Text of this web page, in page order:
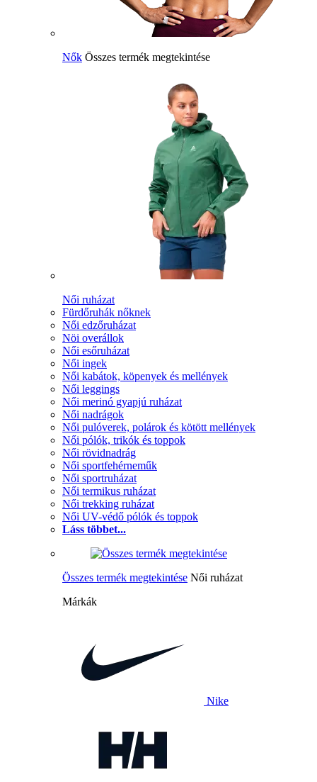
Nők Összes termék megtekintése
Női ruházat
Fürdőruhák nőknek
Női edzőruházat
Nöi overállok
Női esőruházat
Női ingek
Női kabátok, köpenyek és mellények
Női leggings
Női merinó gyapjú ruházat
Női nadrágok
Női pulóverek, polárok és kötött mellények
Női pólók, trikók és toppok
Női rövidnadrág
Női sportfehérneműk
Női sportruházat
Női termikus ruházat
Női trekking ruházat
Női UV-védő pólók és toppok
Láss többet...
Összes termék megtekintése Női ruházat
Márkák
Nike